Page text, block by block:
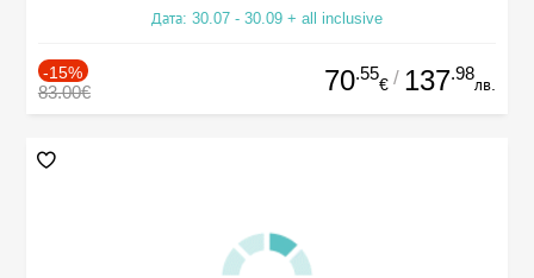
Дата: 30.07 - 30.09 + all inclusive
-15%
83.00€ 70.55
€ / 137.98
лв.